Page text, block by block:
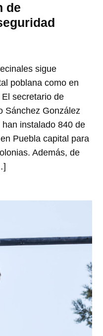
de
sigue
poblana como en
secretario de
Sánchez González​
instalado 840 de
Puebla capital para
Además, de